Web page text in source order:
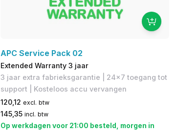
APC Service Pack 02
Extended Warranty 3 jaar
3 jaar extra fabrieksgarantie​ | 24x7 toegang tot
support | Kosteloos accu vervangen
120,12 excl. btw
145,35 incl. btw
Op werkdagen voor 21:00 besteld, morgen in